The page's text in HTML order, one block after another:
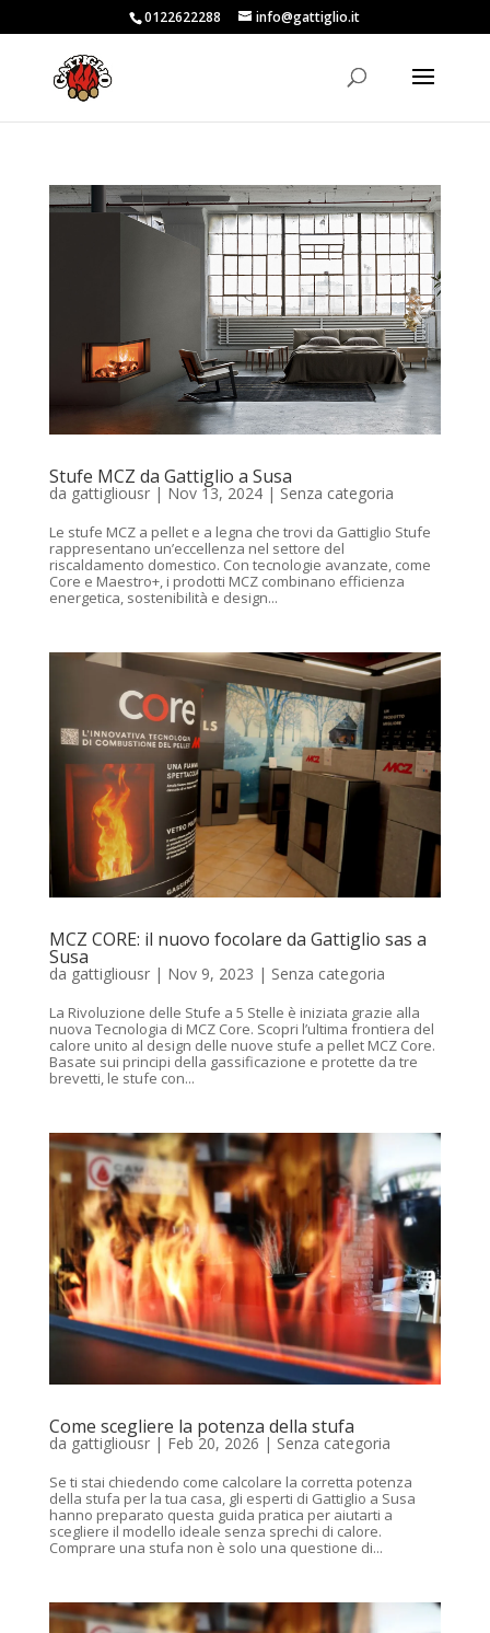
0122622288 info@gattiglio.it
Stufe MCZ da Gattiglio a Susa
da gattigliousr| Nov 13, 2024| Senza categoria
Le stufe MCZ a pellet e a legna che trovi da Gattiglio Stufe
rappresentano un’eccellenza nel settore del
riscaldamento domestico. Con tecnologie avanzate, come
Core e Maestro+, i prodotti MCZ combinano efficienza
energetica, sostenibilità e design...
MCZ CORE: il nuovo focolare da Gattiglio sas a
Susa
da gattigliousr| Nov 9, 2023 | Senza categoria
La Rivoluzione delle Stufe a 5 Stelle è iniziata grazie alla
nuova Tecnologia di MCZ Core. Scopri l’ultima frontiera del
calore unito al design delle nuove stufe a pellet MCZ Core.
Basate sui principi della gassificazione e protette da tre
brevetti, le stufe con...
Come scegliere la potenza della stufa
da gattigliousr| Feb 20, 2026 | Senza categoria
Se ti stai chiedendo come calcolare la corretta potenza
della stufa per la tua casa, gli esperti di Gattiglio a Susa
hanno preparato questa guida pratica per aiutarti a
scegliere il modello ideale senza sprechi di calore.
Comprare una stufa non è solo una questione di...